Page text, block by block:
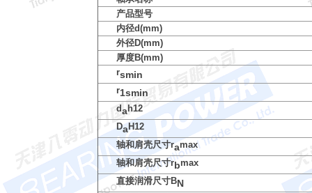
产品型号
内径d(mm)
外径D(mm)
厚度B(mm)
rsmin
r1smin
dah12
DaH12
轴和肩壳尺寸ramax
轴和肩壳尺寸rbmax
直接润滑尺寸BN